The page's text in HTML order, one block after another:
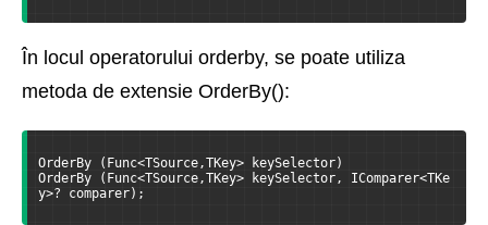
În locul operatorului orderby, se poate utiliza
metoda de extensie OrderBy():
OrderBy (Func<TSource,TKey> keySelector)
OrderBy (Func<TSource,TKey> keySelector, IComparer<TKe
y>? comparer);